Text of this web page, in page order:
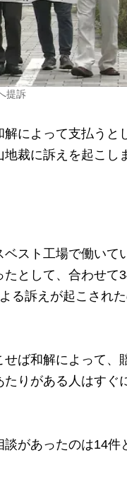
提訴
によって支払うと
裁に訴えを起こし
スト工場で働いて
として、合わせて
訴えが起こされた
ば和解によって、
りがある人はすぐ
があったのは14件